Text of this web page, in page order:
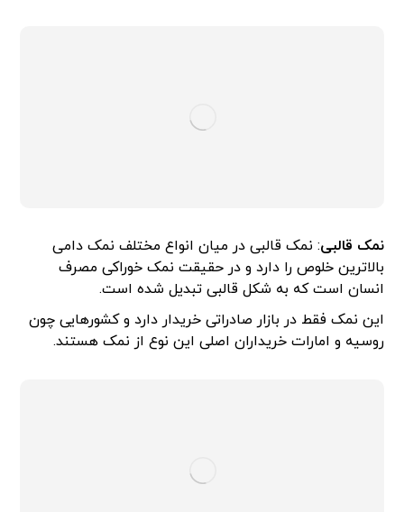
نمک قالبی: نمک قالبی در میان انواع مختلف نمک دامی
بالاترین خلوص را دارد و در حقیقت نمک خوراکی مصرف
انسان است که به شکل قالبی تبدیل شده است.
این نمک فقط در بازار صادراتی خریدار دارد و کشورهایی چون
روسیه و امارات خریداران اصلی این نوع از نمک هستند.